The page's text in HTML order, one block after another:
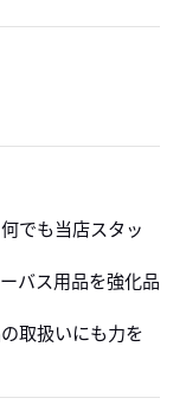
でも当店スタッ
バス用品を強化品
取扱いにも力を